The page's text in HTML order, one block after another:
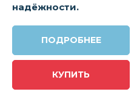
надёжности.
ПОДРОБНЕЕ
КУПИТЬ